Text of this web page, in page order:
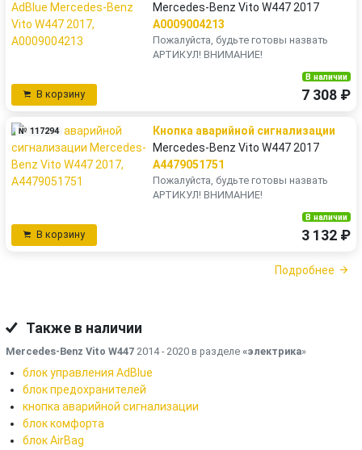
Mercedes-Benz Vito W447 2017
A0009004213
Пожалуйста, будьте готовы назвать
АРТИКУЛ! ВНИМАНИЕ!
В корзину
В наличии
7 308 ₽
№ 117294
Кнопка аварийной сигнализации
Mercedes-Benz Vito W447 2017
A4479051751
Пожалуйста, будьте готовы назвать
АРТИКУЛ! ВНИМАНИЕ!
В корзину
В наличии
3 132 ₽
Подробнее
Также в наличии
Mercedes-Benz Vito W447 2014 - 2020 в разделе «электрика»
блок управления AdBlue
блок предохранителей
кнопка аварийной сигнализации
блок комфорта
блок AirBag